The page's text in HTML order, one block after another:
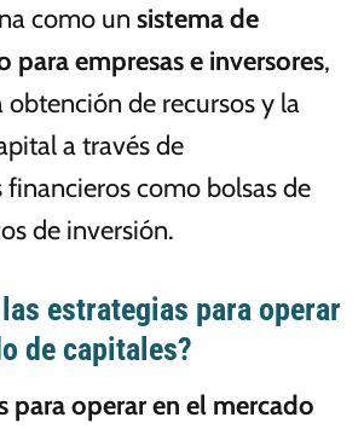
como un sistema de
para empresas e inversores,
de recursos y la
a través de
como bolsas de
de inversión.
estrategias para operar
de capitales?
para operar en el mercado